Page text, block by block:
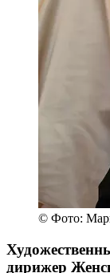
© Фото:
дирижер